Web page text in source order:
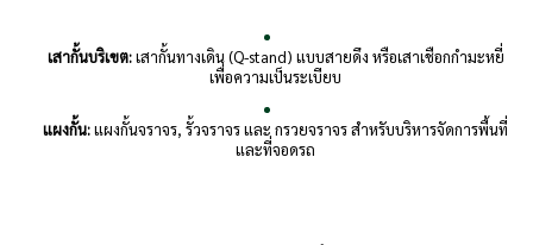
เสากั้นบริเขต:เสากั้นทางเดิน (Q-stand) แบบสายดึง หรือเสาเชือกกำมะหยี่
เพื่อความเป็นระเบียบ
แผงกั้น:แผงกั้นจราจร, รั้วจราจร และ กรวยจราจร สำหรับบริหารจัดการพื้นที่
และที่จอดรถ